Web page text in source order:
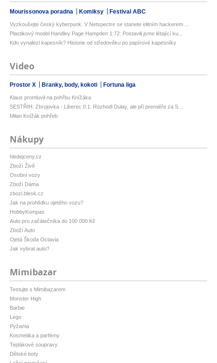
Mourissonova poradna Komiksy Festival ABC
Vyzkoušejte český kyberpunk. V Netspectre se stanete elitním hackerem ...
Plastikový model Handley Page Hampden 1:72: Postavili jsme létající ku...
Kdo vynalezl kapesník? Historie od středověku po papírové kapesníky
Video
Prostor X Branky, body, kokoti Fortuna liga
Klaus promluvil na pohřbu Knížáka
SESTŘIH: Zbrojovka - Liberec 0:1. Rozhodl Dulay, ale při premiéře za S...
Milan Knížák pohřeb
Nákupy
hledejceny.cz
Zboží Živě
Osobní vozy
Zboží Dáma
zbozi.blesk.cz
Jak na prohlídku ojetého vozu?
HobbyKompas
Auto pro začátečníka do 100 000 Kč
Zboží Auto
Ojetá Škoda Octavia
Jak vybrat auto?
Mimibazar
Testujte s Mimibazarem
Monster High
Barbie
Lego
Pyžama
Kosmetika a parfémy
Teplákové soupravy
Dětské boty